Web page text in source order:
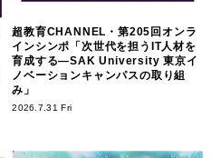
超教育CHANNEL・第205回オンラ
インシンポ「次世代を担うIT人材を
育成する―SAK University 東京イ
ノベーションキャンパスの取り組
み」
2026.7.31 Fri